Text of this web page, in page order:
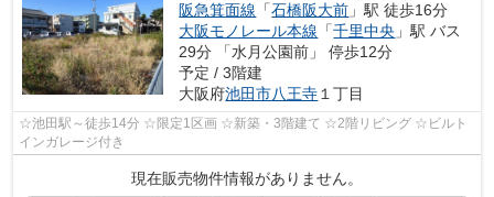
阪急箕面線 「石橋阪大前 」駅 徒歩16分
大阪モノレール本線 「千里中央 」駅 バス
29分 「水月公園前」 停歩12分
予定 / 3階建
大阪府池田市八王寺 １丁目
☆池田駅～徒歩14分 ☆限定1区画 ☆新築・3階建て ☆2階リビング ☆ビルト
インガレージ付き
現在販売物件情報がありません。